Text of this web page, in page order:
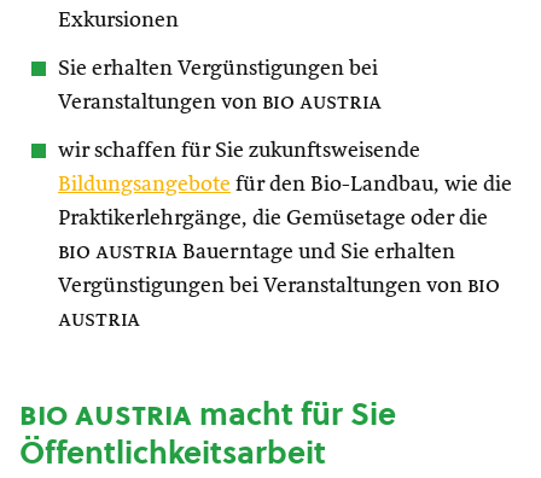
Exkursionen
Sie erhalten Vergünstigungen bei
Veranstaltungen von bio austria
wir schaffen für Sie zukunftsweisende
Bildungsangebote für den Bio-Landbau, wie die
Praktikerlehrgänge, die Gemüsetage oder die
bio austria Bauerntage und Sie erhalten
Vergünstigungen bei Veranstaltungen von bio
austria
bio austriamacht für Sie
Öffentlichkeitsarbeit